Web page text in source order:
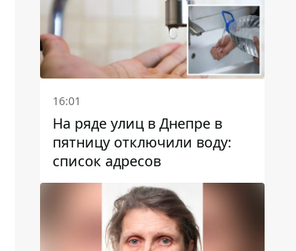
16:01
На ряде улиц в Днепре в
пятницу отключили воду:
список адресов